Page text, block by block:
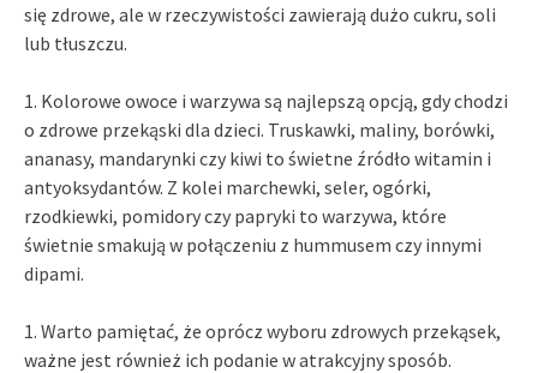
się zdrowe, ale w rzeczywistości zawierają dużo cukru, soli
lub tłuszczu.
1. Kolorowe owoce i warzywa są najlepszą opcją, gdy chodzi
o zdrowe przekąski dla dzieci. Truskawki, maliny, borówki,
ananasy, mandarynki czy kiwi to świetne źródło witamin i
antyoksydantów. Z kolei marchewki, seler, ogórki,
rzodkiewki, pomidory czy papryki to warzywa, które
świetnie smakują w połączeniu z hummusem czy innymi
dipami.
1. Warto pamiętać, że oprócz wyboru zdrowych przekąsek,
ważne jest również ich podanie w atrakcyjny sposób.